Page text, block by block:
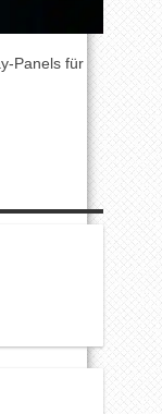
Panels für